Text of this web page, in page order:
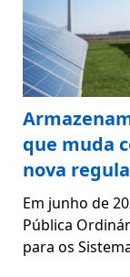
que muda
nova
Em junho de
Pública
para os